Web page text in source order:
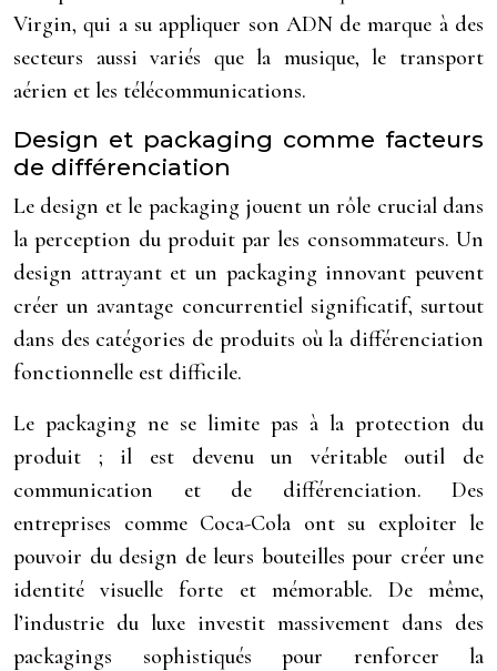
Virgin, qui a su appliquer son ADN de marque à des
secteurs aussi variés que la musique, le transport
aérien et les télécommunications.
Design et packaging comme facteurs
de différenciation
Le design et le packaging jouent un rôle crucial dans
la perception du produit par les consommateurs. Un
design attrayant et un packaging innovant peuvent
créer un avantage concurrentiel significatif, surtout
dans des catégories de produits où la différenciation
fonctionnelle est difficile.
Le packaging ne se limite pas à la protection du
produit ; il est devenu un véritable outil de
communication et de différenciation. Des
entreprises comme Coca-Cola ont su exploiter le
pouvoir du design de leurs bouteilles pour créer une
identité visuelle forte et mémorable. De même,
l’industrie du luxe investit massivement dans des
packagings sophistiqués pour renforcer la